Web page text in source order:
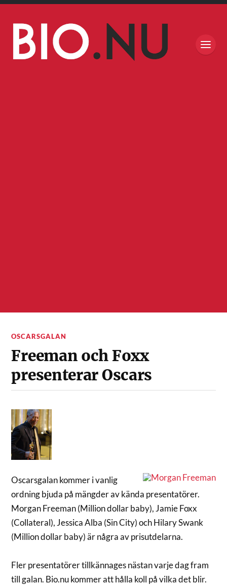
OSCARSGALAN
Freeman och Foxx
presenterar Oscars
Oscarsgalan kommer i vanlig
ordning bjuda på mängder av kända presentatörer.
Morgan Freeman (Million dollar baby), Jamie Foxx
(Collateral), Jessica Alba (Sin City) och Hilary Swank
(Million dollar baby) är några av prisutdelarna.
Fler presentatörer tillkännages nästan varje dag fram
till galan. Bio.nu kommer att hålla koll på vilka det blir.